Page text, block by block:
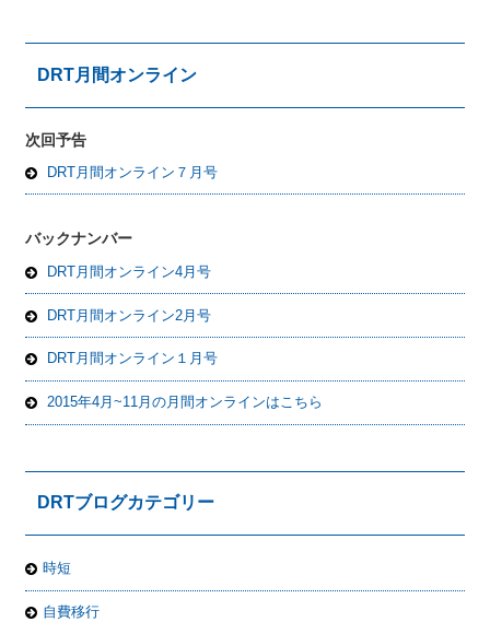
DRT月間オンライン
次回予告
DRT月間オンライン７月号
バックナンバー
DRT月間オンライン4月号
DRT月間オンライン2月号
DRT月間オンライン１月号
2015年4月~11月の月間オンラインはこちら
DRTブログカテゴリー
時短
自費移行